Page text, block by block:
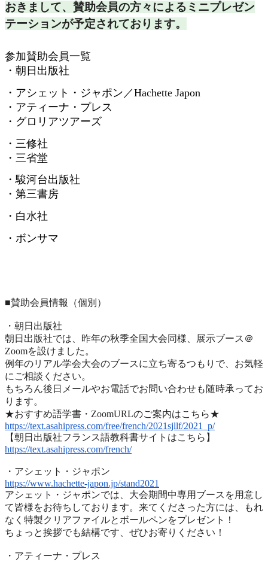
おきまして、 賛助会員の方々によるミニプレゼン
テーションが予定されております。
参加賛助会員一覧
・朝日出版社
・アシェット・ジャポン／Hachette Japon
・アティーナ・プレス
・グロリアツアーズ
・三修社
・三省堂
・駿河台出版社
・第三書房
・白水社
・ボンサマ
■賛助会員情報（個別）
・朝日出版社
朝日出版社では、昨年の秋季全国大会同様、展示ブース＠
Zoomを設けました。
例年のリアル学会大会のブースに立ち寄るつもりで、 お気軽
にご相談ください。
もちろん後日メールやお電話でお問い合わせも随時承ってお
ります。
★おすすめ語学書・ZoomURLのご案内はこちら★
https://text.asahipress.com/free/french/2021sjllf/2021_p/
【朝日出版社フランス語教科書サイトはこちら】
https://text.asahipress.com/french/
・アシェット・ジャポン
https://www.hachette-japon.jp/stand2021
アシェット・ジャポンでは、 大会期間中専用ブースを用意し
て皆様をお待ちしております。 来てくださった方には、
もれ
なく特製クリアファイルとボールペンをプレゼント！
ちょっと挨拶でも結構です、ぜひお寄りください！
・アティーナ・プレス